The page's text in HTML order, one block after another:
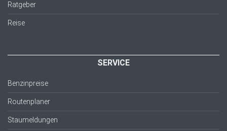
Ratgeber
Reise
SERVICE
Benzinpreise
Routenplaner
Staumeldungen